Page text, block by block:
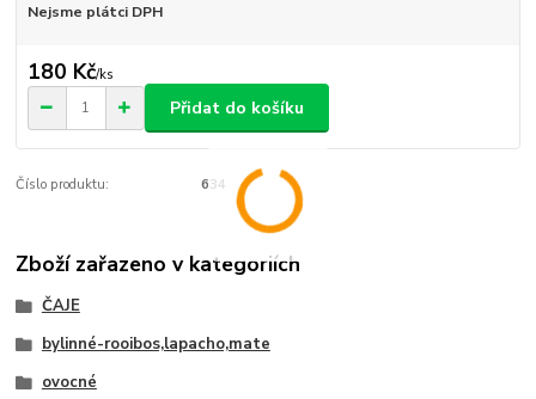
Nejsme plátci DPH
180 Kč/ks
Přidat do košíku
Číslo produktu: 634
Zboží zařazeno v kategoriích
ČAJE
bylinné-rooibos,lapacho,mate
ovocné